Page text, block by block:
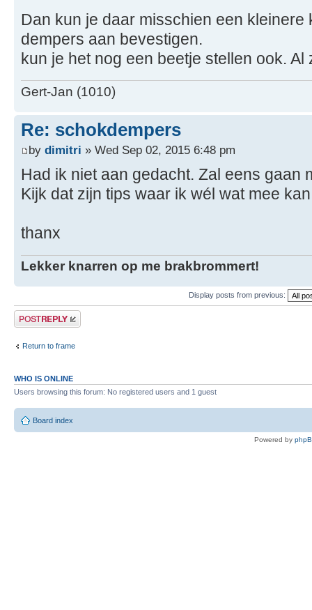
Dan kun je daar misschien een
dempers aan bevestigen.
kun je het nog een beetje stellen ook.
Gert-Jan (1010)
Re: schokdempers
by dimitri » Wed Sep 02, 2015 6:48 pm
Had ik niet aan gedacht. Zal eens gaan
Kijk dat zijn tips waar ik wél wat mee
thanx
Lekker knarren op me brakbrommert!
Display posts from previous:
Post a reply
Return to frame
WHO IS ONLINE
Users browsing this forum: No registered users and 1 guest
Board index
Powered by